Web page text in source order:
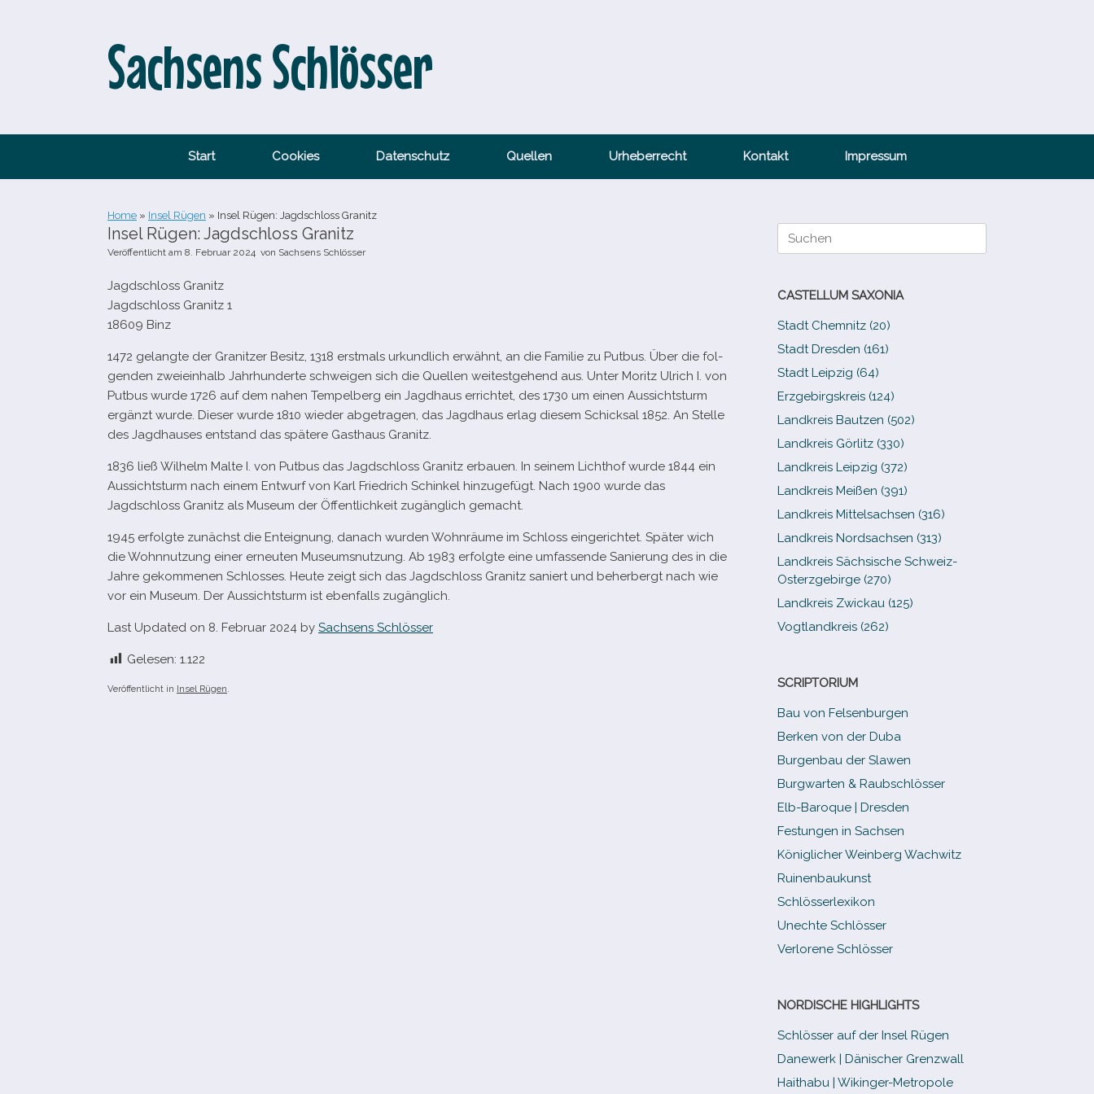
Sachsens Schlösser
Start Cookies Datenschutz Quellen Urheberrecht Kontakt Impressum
Home » Insel Rügen » Insel Rügen: Jagdschloss Granitz
Insel Rügen: Jagdschloss Granitz
Veröffentlicht am 8. Februar 2024 von Sachsens Schlösser
Jagdschloss Granitz
Jagdschloss Granitz 1
18609 Binz
1472 gelangte der Granitzer Besitz, 1318 erst­mals urkund­lich erwähnt, an die Familie zu Putbus. Über die fol­
gen­den zwei­ein­halb Jahrhunderte schwei­gen sich die Quellen wei­test­ge­hend aus. Unter Moritz Ulrich I. von
Putbus wurde 1726 auf dem nahen Tempelberg ein Jagdhaus errich­tet, des 1730 um einen Aussichtsturm
ergänzt wurde. Dieser wurde 1810 wie­der abge­tra­gen, das Jagdhaus erlag die­sem Schicksal 1852. An Stelle
des Jagdhauses ent­stand das spä­tere Gasthaus Granitz.
1836 ließ Wilhelm Malte I. von Putbus das Jagdschloss Granitz erbauen. In sei­nem Lichthof wurde 1844 ein
Aussichtsturm nach einem Entwurf von Karl Friedrich Schinkel hin­zu­ge­fügt. Nach 1900 wurde das
Jagdschloss Granitz als Museum der Öffentlichkeit zugäng­lich gemacht.
1945 erfolgte zunächst die Enteignung, danach wur­den Wohnräume im Schloss ein­ge­rich­tet. Später wich
die Wohnnutzung einer erneu­ten Museumsnutzung. Ab 1983 erfolgte eine umfas­sende Sanierung des in die
Jahre gekom­me­nen Schlosses. Heute zeigt sich das Jagdschloss Granitz saniert und beher­bergt nach wie
vor ein Museum. Der Aussichtsturm ist eben­falls zugänglich.
Last Updated on 8. Februar 2024 by Sachsens Schlösser
Gelesen: 1.122
Veröffentlicht in Insel Rügen
Suche
nach:
CASTELLUM SAXONIA
Stadt Chemnitz (20)
Stadt Dresden (161)
Stadt Leipzig (64)
Erzgebirgskreis (124)
Landkreis Bautzen (502)
Landkreis Görlitz (330)
Landkreis Leipzig (372)
Landkreis Meißen (391)
Landkreis Mittelsachsen (316)
Landkreis Nordsachsen (313)
Landkreis Sächsische Schweiz-​
Osterzgebirge (270)
Landkreis Zwickau (125)
Vogtlandkreis (262)
SCRIPTORIUM
Bau von Felsenburgen
Berken von der Duba
Burgenbau der Slawen
Burgwarten & Raubschlösser
Elb-​Baroque | Dresden
Festungen in Sachsen
Königlicher Weinberg Wachwitz
Ruinenbaukunst
Schlösserlexikon
Unechte Schlösser
Verlorene Schlösser
NORDISCHE HIGHLIGHTS
Schlösser auf der Insel Rügen
Danewerk | Dänischer Grenzwall
Haithabu | Wikinger-Metropole